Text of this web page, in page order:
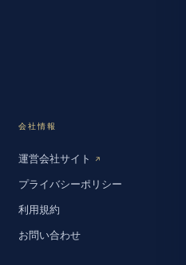
会社情報
運営会社サイト ↗
プライバシーポリシー
利用規約
お問い合わせ